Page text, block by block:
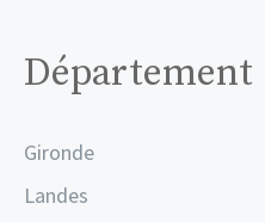
Département
Gironde
Landes